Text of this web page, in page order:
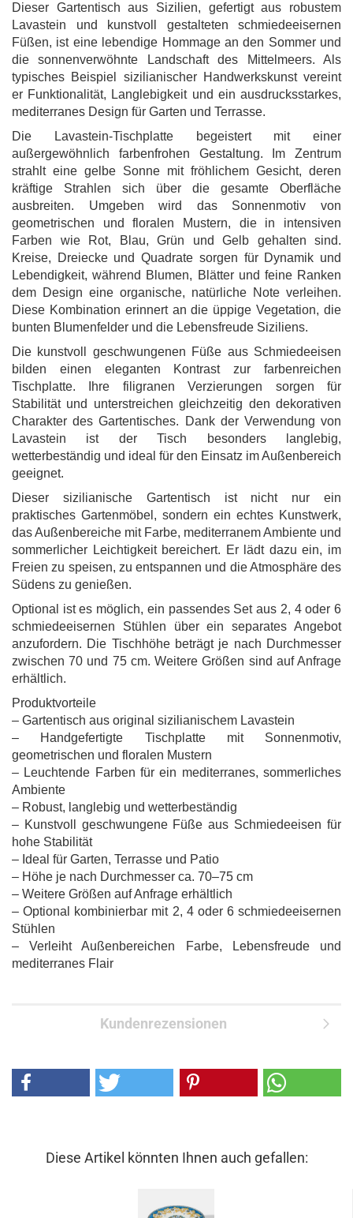
Dieser Gartentisch aus Sizilien, gefertigt aus robustem
Lavastein und kunstvoll gestalteten schmiedeeisernen
Füßen, ist eine lebendige Hommage an den Sommer und
die sonnenverwöhnte Landschaft des Mittelmeers. Als
typisches Beispiel sizilianischer Handwerkskunst vereint
er Funktionalität, Langlebigkeit und ein ausdrucksstarkes,
mediterranes Design für Garten und Terrasse.
Die Lavastein-Tischplatte begeistert mit einer
außergewöhnlich farbenfrohen Gestaltung. Im Zentrum
strahlt eine gelbe Sonne mit fröhlichem Gesicht, deren
kräftige Strahlen sich über die gesamte Oberfläche
ausbreiten. Umgeben wird das Sonnenmotiv von
geometrischen und floralen Mustern, die in intensiven
Farben wie Rot, Blau, Grün und Gelb gehalten sind.
Kreise, Dreiecke und Quadrate sorgen für Dynamik und
Lebendigkeit, während Blumen, Blätter und feine Ranken
dem Design eine organische, natürliche Note verleihen.
Diese Kombination erinnert an die üppige Vegetation, die
bunten Blumenfelder und die Lebensfreude Siziliens.
Die kunstvoll geschwungenen Füße aus Schmiedeeisen
bilden einen eleganten Kontrast zur farbenreichen
Tischplatte. Ihre filigranen Verzierungen sorgen für
Stabilität und unterstreichen gleichzeitig den dekorativen
Charakter des Gartentisches. Dank der Verwendung von
Lavastein ist der Tisch besonders langlebig,
wetterbeständig und ideal für den Einsatz im Außenbereich
geeignet.
Dieser sizilianische Gartentisch ist nicht nur ein
praktisches Gartenmöbel, sondern ein echtes Kunstwerk,
das Außenbereiche mit Farbe, mediterranem Ambiente und
sommerlicher Leichtigkeit bereichert. Er lädt dazu ein, im
Freien zu speisen, zu entspannen und die Atmosphäre des
Südens zu genießen.
Optional ist es möglich, ein passendes Set aus 2, 4 oder 6
schmiedeeisernen Stühlen über ein separates Angebot
anzufordern. Die Tischhöhe beträgt je nach Durchmesser
zwischen 70 und 75 cm. Weitere Größen sind auf Anfrage
erhältlich.
Produktvorteile
– Gartentisch aus original sizilianischem Lavastein
– Handgefertigte Tischplatte mit Sonnenmotiv,
geometrischen und floralen Mustern
– Leuchtende Farben für ein mediterranes, sommerliches
Ambiente
– Robust, langlebig und wetterbeständig
– Kunstvoll geschwungene Füße aus Schmiedeeisen für
hohe Stabilität
– Ideal für Garten, Terrasse und Patio
– Höhe je nach Durchmesser ca. 70–75 cm
– Weitere Größen auf Anfrage erhältlich
– Optional kombinierbar mit 2, 4 oder 6 schmiedeeisernen
Stühlen
– Verleiht Außenbereichen Farbe, Lebensfreude und
mediterranes Flair
Kundenrezensionen
Diese Artikel könnten Ihnen auch gefallen: